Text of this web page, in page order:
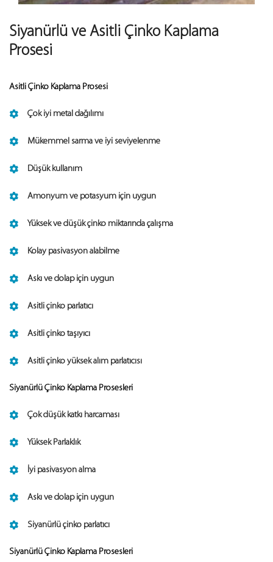
Siyanürlü ve Asitli Çinko Kaplama
Prosesi
Asitli Çinko Kaplama Prosesi
Çok iyi metal dağılımı
Mükemmel sarma ve iyi seviyelenme
Düşük kullanım
Amonyum ve potasyum için uygun
Yüksek ve düşük çinko miktarında çalışma
Kolay pasivasyon alabilme
Askı ve dolap için uygun
Asitli çinko parlatıcı
Asitli çinko taşıyıcı
Asitli çinko yüksek alım parlatıcısı
Siyanürlü Çinko Kaplama Prosesleri
Çok düşük katkı harcaması
Yüksek Parlaklık
İyi pasivasyon alma
Askı ve dolap için uygun
Siyanürlü çinko parlatıcı
Siyanürlü Çinko Kaplama Prosesleri